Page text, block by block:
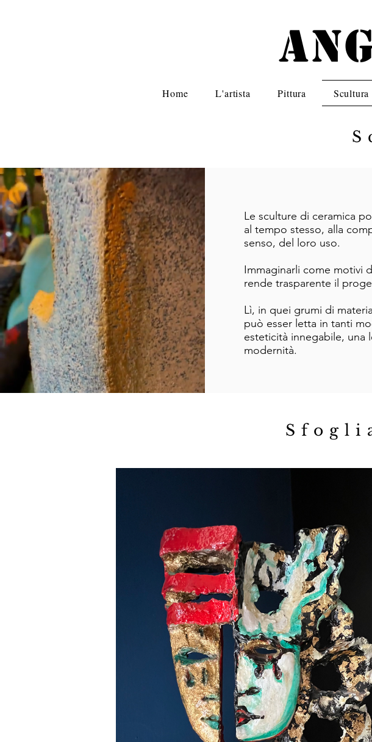
Home L'artista Pittura Scultura
Le sculture di ceramica
al tempo stesso, alla
senso, del loro uso.
Immaginarli come motivi
rende trasparente il
Lì, in quei grumi di
può esser letta in tanti
esteticità innegabile, una
modernità.